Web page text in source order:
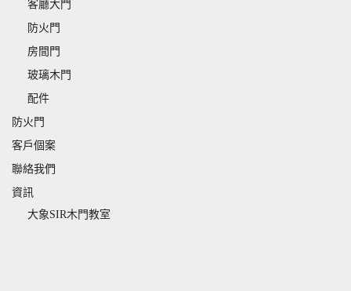
客廳大門
防火門
房間門
玻璃木門
配件
防火門
客戶個案
聯絡我們
資訊
大象SIR木門教室